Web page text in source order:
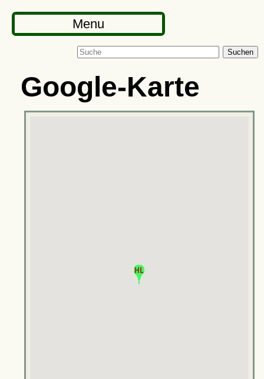
Menu
Suchen
Google-Karte